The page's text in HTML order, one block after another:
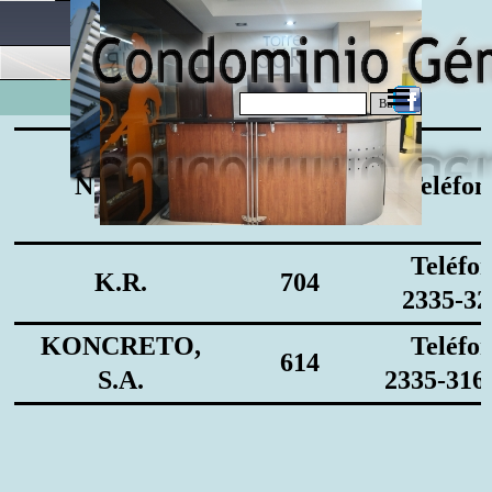
Buscar
Nombre Oficina
K.R. 704
2335-
KONCRETO,
S.A.
614
2335-